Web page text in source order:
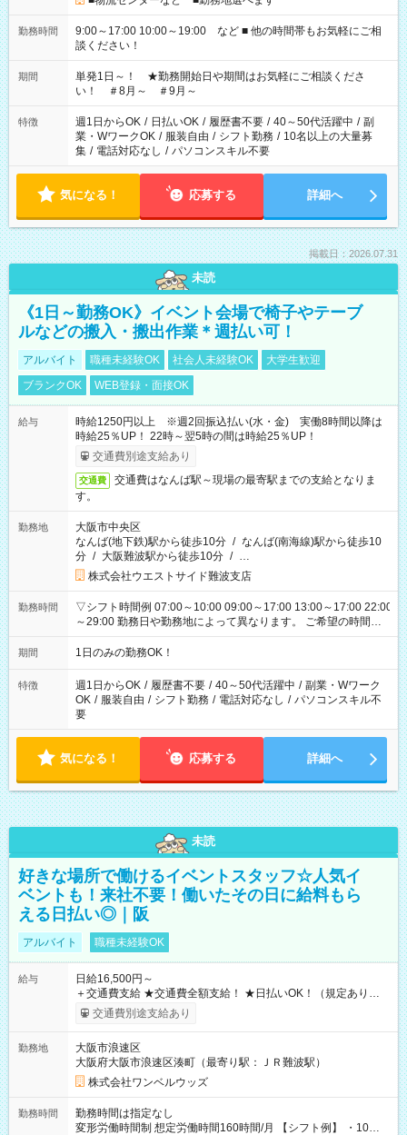
勤務時間
9:00～17:00 10:00～19:00 など ■ 他の時間帯もお気軽にご相
談ください！
期間
単発1日～！ ★勤務開始日や期間はお気軽にご相談くださ
い！ ＃8月～ ＃9月～
特徴 週1日からOK / 日払いOK / 履歴書不要 / 40～50代活躍中 / 副
業・WワークOK / 服装自由 / シフト勤務 / 10名以上の大量募
集 / 電話対応なし / パソコンスキル不要
気になる！ 応募する 詳細へ
掲載日：2026.07.31
未読
《1日～勤務OK》イベント会場で椅子やテーブ
ルなどの搬入・搬出作業＊週払い可！
アルバイト 職種未経験OK 社会人未経験OK
大学生歓迎
ブランクOK
WEB登録・面接OK
給与
時給1250円以上 ※週2回振込払い(水・金) 実働8時間以降は
時給25％UP！ 22時～翌5時の間は時給25％UP！
交通費別途支給あり
交通費
交通費はなんば駅～現場の最寄駅までの支給となりま
す。
勤務地
大阪市中央区
なんば(地下鉄)駅から徒歩10分 / なんば(南海線)駅から徒歩10
分 / 大阪難波駅から徒歩10分 / …
株式会社ウエストサイド難波支店
勤務時間
▽シフト時間例 07:00～10:00 09:00～17:00 13:00～17:00 22:00
～29:00 勤務日や勤務地によって異なります。 ご希望の時間を
ご相談ください。
期間 1日のみの勤務OK！
特徴 週1日からOK / 履歴書不要 / 40～50代活躍中 / 副業・Wワーク
OK / 服装自由 / シフト勤務 / 電話対応なし / パソコンスキル不
要
気になる！ 応募する 詳細へ
未読
好きな場所で働けるイベントスタッフ☆人気イ
ベントも！来社不要！働いたその日に給料もら
える日払い◎｜阪
アルバイト 職種未経験OK
給与
日給16,500円～
＋交通費支給 ★交通費全額支給！ ★日払いOK！（規定あり） ┗
働いたその日に現金GET♪ お仕事後はコンビニATMから 日払
交通費別途支給あり
勤務地
大阪市浪速区
大阪府大阪市浪速区湊町（最寄り駅：ＪＲ難波駅）
株式会社ワンベルウッズ
勤務時間
勤務時間は指定なし
変形労働時間制 想定労働時間160時間/月 【シフト例】 ・10：